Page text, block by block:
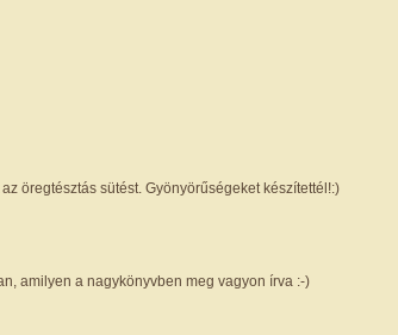
öregtésztás sütést. Gyönyörűségeket készítettél!:)
amilyen a nagykönyvben meg vagyon írva :-)